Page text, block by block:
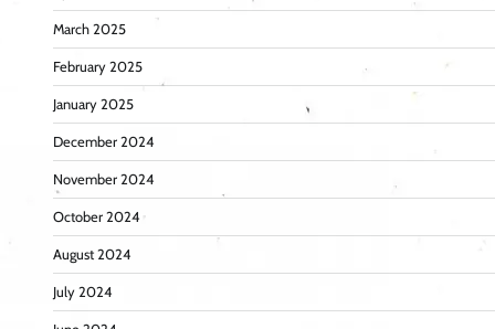
March 2025
February 2025
January 2025
December 2024
November 2024
October 2024
August 2024
July 2024